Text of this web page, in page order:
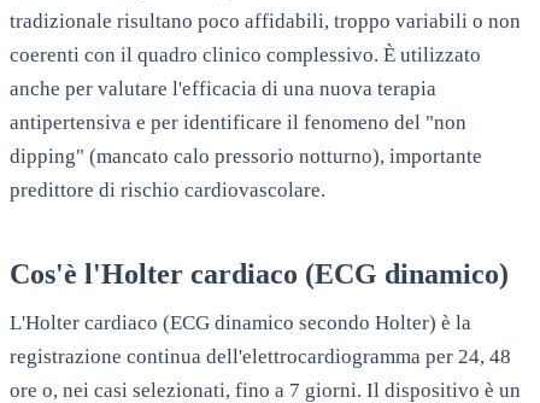
tradizionale risultano poco affidabili, troppo variabili o non
coerenti con il quadro clinico complessivo. È utilizzato
anche per valutare l'efficacia di una nuova terapia
antipertensiva e per identificare il fenomeno del "non
dipping" (mancato calo pressorio notturno), importante
predittore di rischio cardiovascolare.
Cos'è l'Holter cardiaco (ECG dinamico)
L'Holter cardiaco (ECG dinamico secondo Holter) è la
registrazione continua dell'elettrocardiogramma per 24, 48
ore o, nei casi selezionati, fino a 7 giorni. Il dispositivo è un